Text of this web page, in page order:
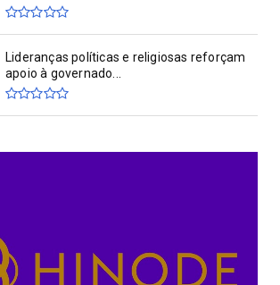
Lideranças políticas e religiosas reforçam
apoio à governado...